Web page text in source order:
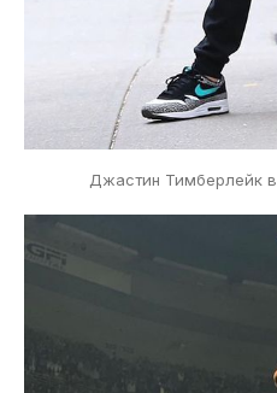
Джастин Тимберлейк в